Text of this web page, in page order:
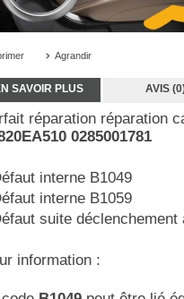
Agrandir
SAVOIR PLUS AVIS
réparation réparation
0285001781
interne B1049
interne B1059
suite
information :